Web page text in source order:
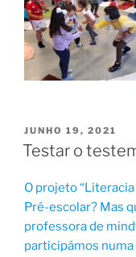
PUBLICADO
EM
JUNHO 19, 2021
Testar o
O projeto
Pré-escolar? Mas
professora de
participámos numa